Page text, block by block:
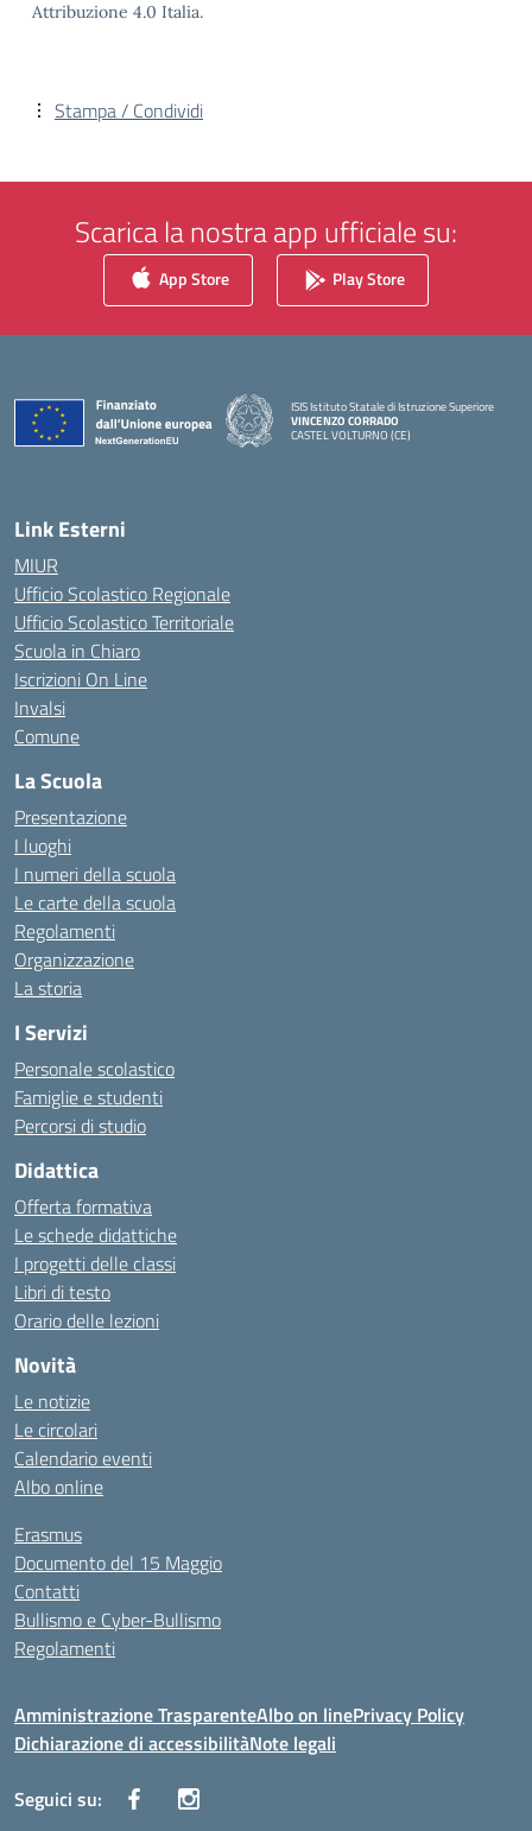
Attribuzione 4.0 Italia.
Stampa / Condividi
Scarica la nostra app ufficiale su:
App Store Play Store
ISIS Istituto Statale di Istruzione Superiore
VINCENZO CORRADO
CASTEL VOLTURNO (CE)
Link Esterni
MIUR
Ufficio Scolastico Regionale
Ufficio Scolastico Territoriale
Scuola in Chiaro
Iscrizioni On Line
Invalsi
Comune
La Scuola
Presentazione
I luoghi
I numeri della scuola
Le carte della scuola
Regolamenti
Organizzazione
La storia
I Servizi
Personale scolastico
Famiglie e studenti
Percorsi di studio
Didattica
Offerta formativa
Le schede didattiche
I progetti delle classi
Libri di testo
Orario delle lezioni
Novità
Le notizie
Le circolari
Calendario eventi
Albo online
Erasmus
Documento del 15 Maggio
Contatti
Bullismo e Cyber-Bullismo
Regolamenti
Amministrazione TrasparenteAlbo on linePrivacy Policy
Dichiarazione di accessibilitàNote legali
Seguici su: